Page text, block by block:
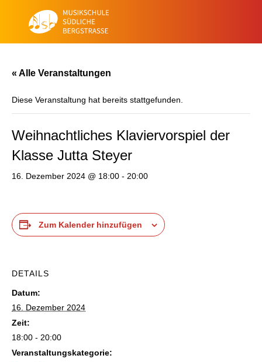
« Alle Veranstaltungen
Diese Veranstaltung hat bereits stattgefunden.
Weihnachtliches Klaviervorspiel der
Klasse Jutta Steyer
16. Dezember 2024 @ 18:00 - 20:00
Zum Kalender hinzufügen
DETAILS
Datum:
16. Dezember 2024
Zeit:
18:00 - 20:00
Veranstaltungskategorie: